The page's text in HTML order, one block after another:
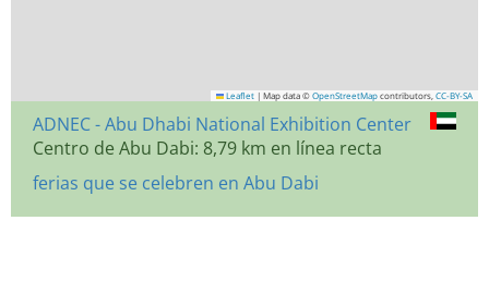
Leaflet | Map data © OpenStreetMap contributors, CC-BY-SA
ADNEC - Abu Dhabi National Exhibition Center
Centro de Abu Dabi: 8,79 km en línea recta
ferias que se celebren en Abu Dabi